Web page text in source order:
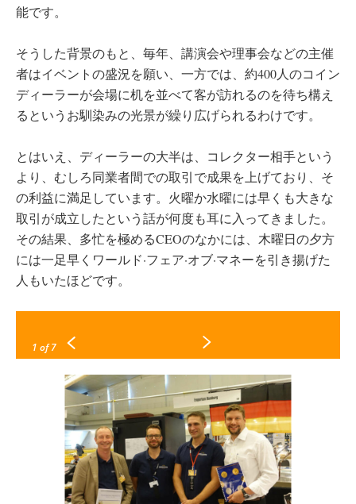
能です。
そうした背景のもと、毎年、講演会や理事会などの主催
者はイベントの盛況を願い、一方では、約400人のコイン
ディーラーが会場に机を並べて客が訪れるのを待ち構え
るというお馴染みの光景が繰り広げられるわけです。
とはいえ、ディーラーの大半は、コレクター相手という
より、むしろ同業者間での取引で成果を上げており、そ
の利益に満足しています。火曜か水曜には早くも大きな
取引が成立したという話が何度も耳に入ってきました。
その結果、多忙を極めるCEOのなかには、木曜日の夕方
には一足早くワールド·フェア·オブ·マネーを引き揚げた
人もいたほどです。
1 of 7